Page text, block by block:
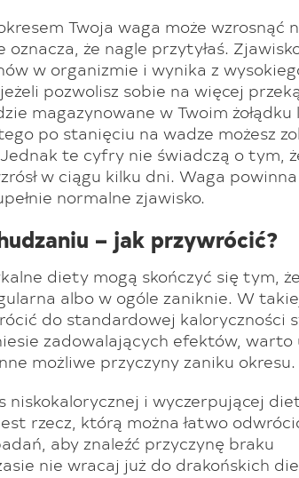
Twoja waga może wzrosnąć
że nagle przytyłaś.
w organizmie i wynika z
pozwolisz sobie na więcej
magazynowane w Twoim
po stanięciu na wadze możesz
te cyfry nie świadczą o tym,
w ciągu kilku dni. Waga
normalne zjawisko.
– jak przywrócić?
diety mogą skończyć się tym,
albo w ogóle zaniknie. W
do standardowej kaloryczności
zadowalających efektów, warto
możliwe przyczyny zaniku okresu.
niskokalorycznej i wyczerpującej
rzecz, którą można łatwo
aby znaleźć przyczynę braku
nie wracaj już do drakońskich